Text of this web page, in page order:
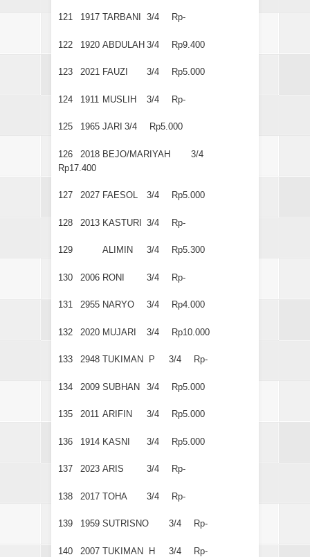
121 1917 TARBANI 3/4 Rp-
122 1920 ABDULAH 3/4 Rp9.400
123 2021 FAUZI 3/4 Rp5.000
124 1911 MUSLIH 3/4 Rp-
125 1965 JARI 3/4 Rp5.000
126 2018 BEJO/MARIYAH
3/4
Rp17.400
127 2027 FAESOL 3/4 Rp5.000
128 2013 KASTURI 3/4 Rp-
129 ALIMIN 3/4 Rp5.300
130 2006 RONI 3/4 Rp-
131 2955 NARYO 3/4 Rp4.000
132 2020 MUJARI 3/4 Rp10.000
133 2948 TUKIMAN P 3/4 Rp-
134 2009 SUBHAN 3/4 Rp5.000
135 2011 ARIFIN 3/4 Rp5.000
136 1914 KASNI 3/4 Rp5.000
137 2023 ARIS 3/4 Rp-
138 2017 TOHA 3/4 Rp-
139 1959 SUTRISNO 3/4 Rp-
140 2007 TUKIMAN H 3/4 Rp-